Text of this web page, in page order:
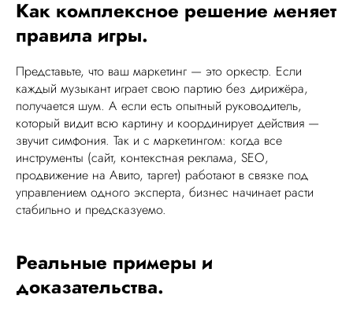
Как комплексное решение меняет
правила игры.
Представьте, что ваш маркетинг — это оркестр. Если
каждый музыкант играет свою партию без дирижёра,
получается шум. А если есть опытный руководитель,
который видит всю картину и координирует действия —
звучит симфония. Так и с маркетингом: когда все
инструменты (сайт, контекстная реклама, SEO,
продвижение на Авито, таргет) работают в связке под
управлением одного эксперта, бизнес начинает расти
стабильно и предсказуемо.
Реальные примеры и
доказательства.